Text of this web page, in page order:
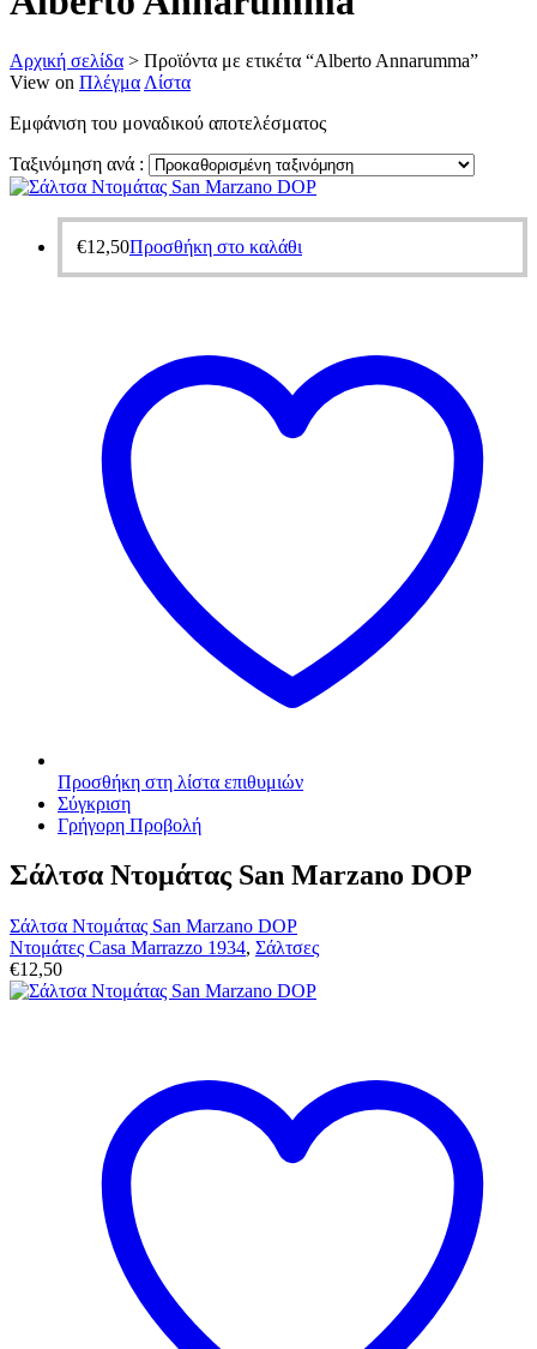
Αρχική σελίδα > Προϊόντα με ετικέτα “Alberto Annarumma”
View on Πλέγμα Λίστα
Εμφάνιση του μοναδικού αποτελέσματος
Ταξινόμηση ανά :
€12,50Προσθήκη στο καλάθι
Προσθήκη στη λίστα επιθυμιών
Σύγκριση
Γρήγορη Προβολή
Σάλτσα Ντομάτας San Marzano DOP
Σάλτσα Ντομάτας San Marzano DOP
Ντομάτες Casa Marrazzo 1934, Σάλτσες
€12,50